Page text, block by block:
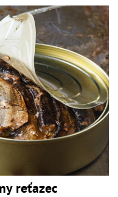
reťazec